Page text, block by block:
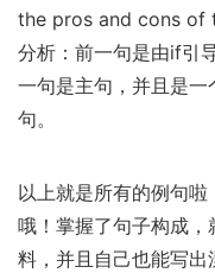
the pros and cons of
分析：前一句是由if引
一句是主句，并且是
句。
以上就是所有的例句
哦！掌握了句子构成
料，并且自己也能写出